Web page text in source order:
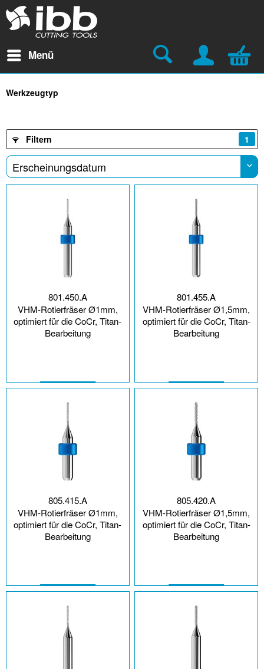
Menü
Werkzeugtyp
Filtern 1
801.450.A
VHM-Rotierfräser Ø1mm,
optimiert für die CoCr, Titan-
Bearbeitung
801.455.A
VHM-Rotierfräser Ø1,5mm,
optimiert für die CoCr, Titan-
Bearbeitung
805.415.A
VHM-Rotierfräser Ø1mm,
optimiert für die CoCr, Titan-
Bearbeitung
805.420.A
VHM-Rotierfräser Ø1,5mm,
optimiert für die CoCr, Titan-
Bearbeitung